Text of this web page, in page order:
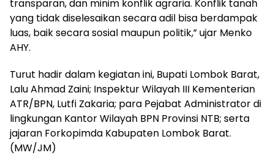
transparan, dan minim konflik agraria. Konflik tanah
yang tidak diselesaikan secara adil bisa berdampak
luas, baik secara sosial maupun politik,” ujar Menko
AHY.
Turut hadir dalam kegiatan ini, Bupati Lombok Barat,
Lalu Ahmad Zaini; Inspektur Wilayah III Kementerian
ATR/BPN, Lutfi Zakaria; para Pejabat Administrator di
lingkungan Kantor Wilayah BPN Provinsi NTB; serta
jajaran Forkopimda Kabupaten Lombok Barat.
(MW/JM)